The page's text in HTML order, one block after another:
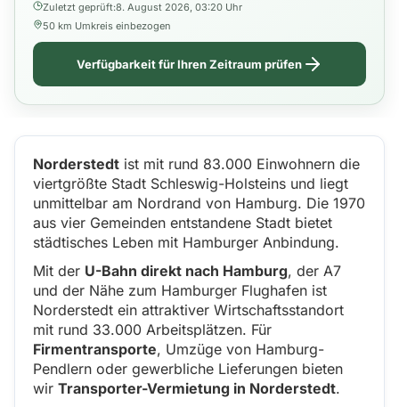
Zuletzt geprüft:8. August 2026, 03:20 Uhr
50 km Umkreis einbezogen
Verfügbarkeit für Ihren Zeitraum prüfen
Norderstedt ist mit rund 83.000 Einwohnern die
viertgrößte Stadt Schleswig-Holsteins und liegt
unmittelbar am Nordrand von Hamburg. Die 1970
aus vier Gemeinden entstandene Stadt bietet
städtisches Leben mit Hamburger Anbindung.
Mit der U-Bahn direkt nach Hamburg, der A7
und der Nähe zum Hamburger Flughafen ist
Norderstedt ein attraktiver Wirtschaftsstandort
mit rund 33.000 Arbeitsplätzen. Für
Firmentransporte, Umzüge von Hamburg-
Pendlern oder gewerbliche Lieferungen bieten
wir Transporter-Vermietung in Norderstedt.